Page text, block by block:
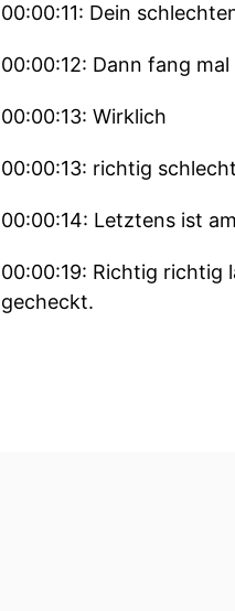
00:00:11: Dein
00:00:12: Dann fang mal
00:00:13: Wirklich
00:00:13: richtig
00:00:14: Letztens ist
00:00:19: Richtig richtig
gecheckt.